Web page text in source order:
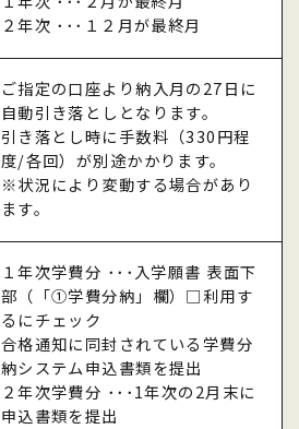
２年次 ･･･１２月が最終月
ご指定の口座より納入月の27日に
自動引き落としとなります。
引き落とし時に手数料（330円程
度/各回）が別途かかります。
※状況により変動する場合があり
ます。
１年次学費分 ･･･入学願書 表面下
部（「①学費分納」欄）□利用す
るにチェック
合格通知に同封されている学費分
納システム申込書類を提出
２年次学費分 ･･･1年次の2月末に
申込書類を提出